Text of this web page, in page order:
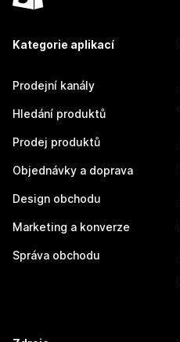
Kategorie aplikací
Prodejní kanály
Hledání produktů
Prodej produktů
Objednávky a doprava
Design obchodu
Marketing a konverze
Správa obchodu